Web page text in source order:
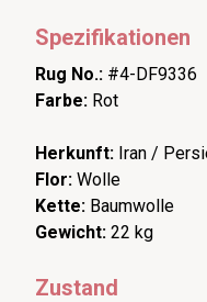
Spezifikationen
Rug No.: #4-DF9336
Farbe: Rot
Herkunft: Iran /
Flor: Wolle
Kette: Baumwolle
Gewicht: 22 kg
Zustand